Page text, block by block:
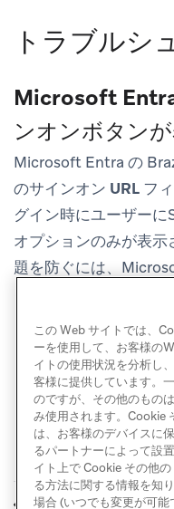
トラブルシ
Microsoft
ンオンボタン
Microsoft Entra の
のサインオン URL フ
グイン時にユーザーに
オプションのみが表
題を防ぐには、
前へ SAML SSO セッ
この Web サイトでは、
ーを使用して、お客様の
イトの使用状況を分析し
客様に提供しています。
のですが、その他のもの
み使用されます。Cookie
は、お客様のデバイスに
るパートナーによって設
イト上で Cookie その他
る方法に関する情報を知
場合 (いつでも変更が可